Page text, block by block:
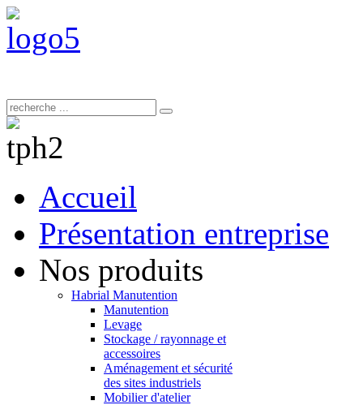
Accueil
Présentation entreprise
Nos produits
Habrial Manutention
Manutention
Levage
Stockage / rayonnage et
accessoires
Aménagement et sécurité
des sites industriels
Mobilier d'atelier